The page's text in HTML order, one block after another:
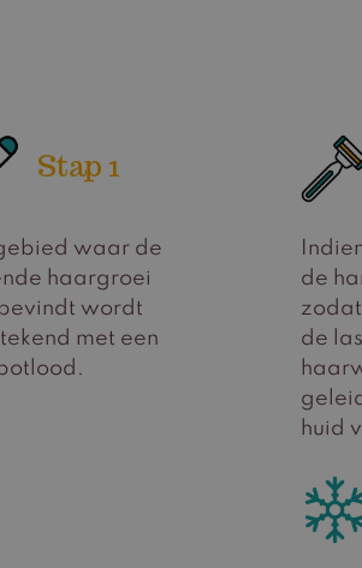
Stap 1
waar de
haargroei
wordt
met een
de
de
huid